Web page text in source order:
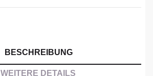
BESCHREIBUNG
WEITERE DETAILS